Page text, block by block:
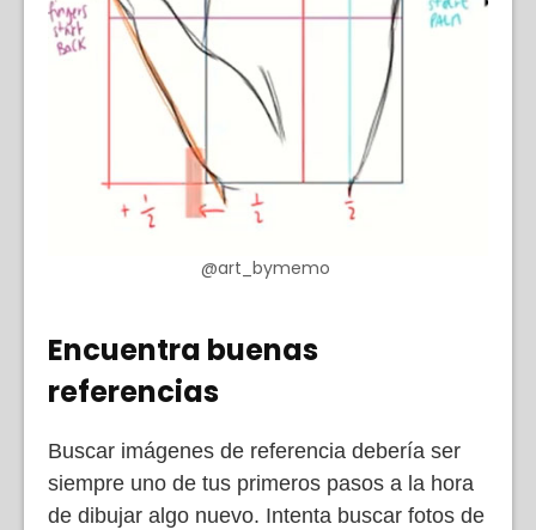
@art_bymemo
Encuentra buenas
referencias
Buscar imágenes de referencia debería ser
siempre uno de tus primeros pasos a la hora
de dibujar algo nuevo. Intenta buscar fotos de